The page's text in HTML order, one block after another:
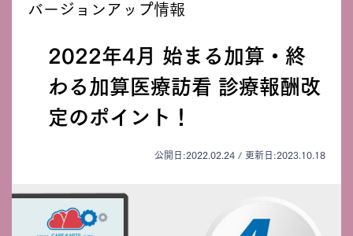
バージョンアップ情報
2022年4月 始まる加算・終
わる加算医療訪看 診療報酬改
定のポイント！
公開日:2022.02.24 / 更新日:2023.10.18